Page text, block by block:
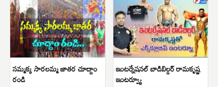
సమ్మక్క సారలమ్మ జాతర చూద్దాం
రండి
ఇంటర్నేషనల్ బాడిబిల్డర్ రామకృష్ణ
ఇంటర్వ్యూ